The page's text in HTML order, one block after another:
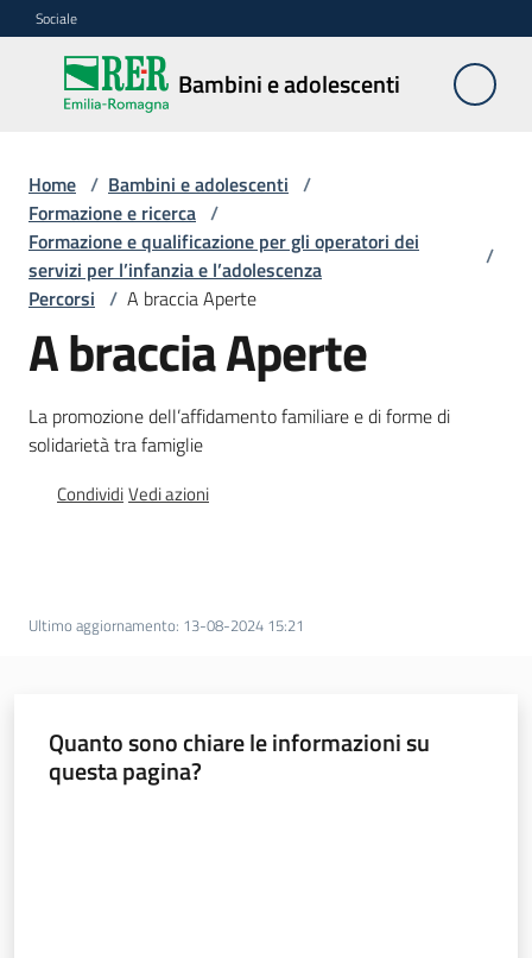
Vai al contenuto
Vai alla navigazione
Vai al footer
Sociale
Bambini e adolescenti
Bambini e
adolescenti
Accoglienza,
tutela
e
sostegno
Centri
estivi
Formazione
Home / Bambini e adolescenti /
Formazione e ricerca /
Formazione e qualificazione per gli operatori dei
servizi per l’infanzia e l’adolescenza
/
Percorsi / A braccia Aperte
A braccia Aperte
La promozione dell’affidamento familiare e di forme di
solidarietà tra famiglie
CondividiVedi azioni
Ultimo aggiornamento: 13-08-2024 15:21
Quanto sono chiare le informazioni su
questa pagina?